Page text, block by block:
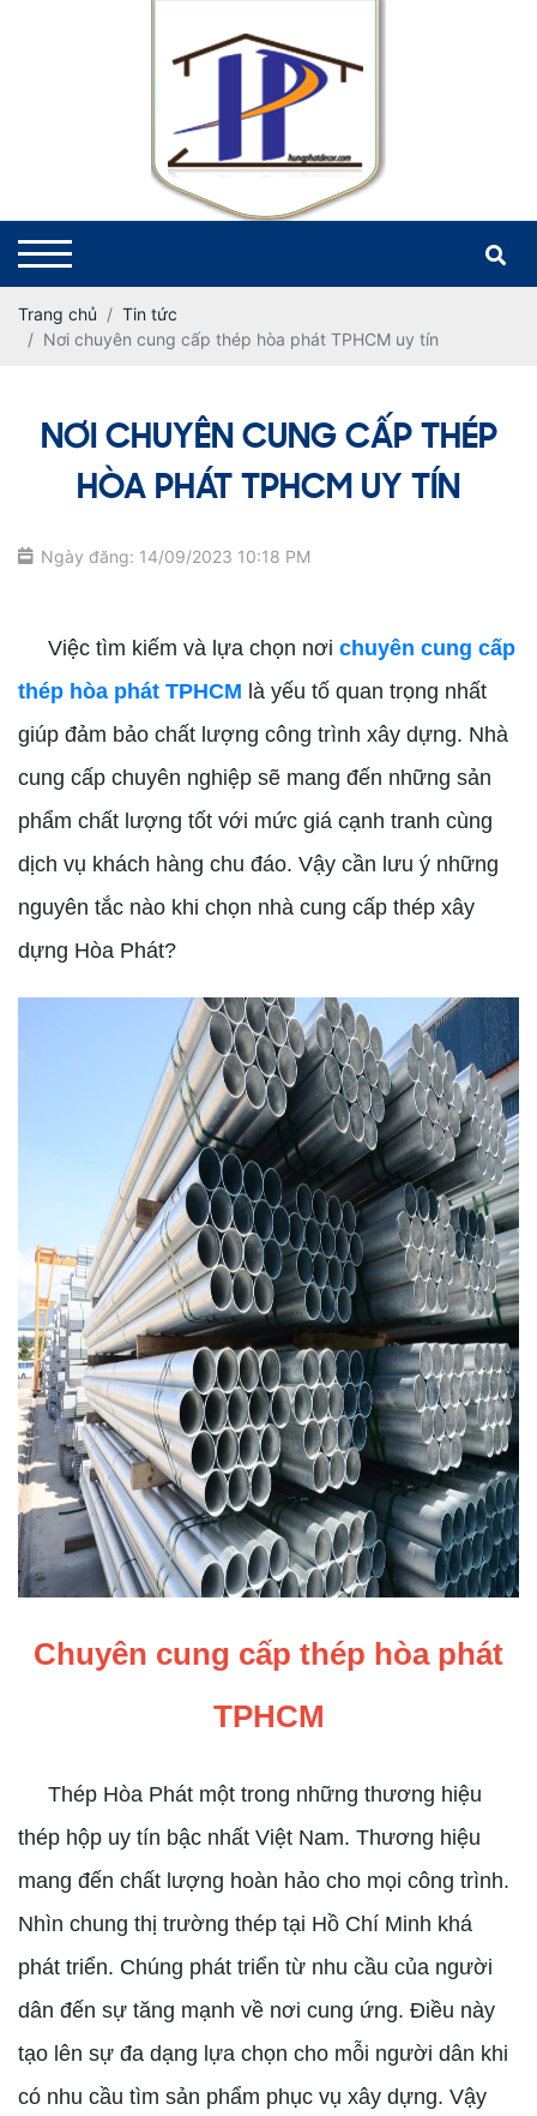
Trang chủ
Tin tức
Nơi chuyên cung cấp thép hòa phát TPHCM uy tín
NƠI CHUYÊN CUNG CẤP THÉP
HÒA PHÁT TPHCM UY TÍN
Ngày đăng: 14/09/2023 10:18 PM
Việc tìm kiếm và lựa chọn nơi chuyên cung cấp
thép hòa phát TPHCM là yếu tố quan trọng nhất
giúp đảm bảo chất lượng công trình xây dựng. Nhà
cung cấp chuyên nghiệp sẽ mang đến những sản
phẩm chất lượng tốt với mức giá cạnh tranh cùng
dịch vụ khách hàng chu đáo. Vậy cần lưu ý những
nguyên tắc nào khi chọn nhà cung cấp thép xây
dựng Hòa Phát?
Chuyên cung cấp thép hòa phát
TPHCM
Thép Hòa Phát một trong những thương hiệu
thép hộp uy tín bậc nhất Việt Nam. Thương hiệu
mang đến chất lượng hoàn hảo cho mọi công trình.
Nhìn chung thị trường thép tại Hồ Chí Minh khá
phát triển. Chúng phát triển từ nhu cầu của người
dân đến sự tăng mạnh về nơi cung ứng. Điều này
tạo lên sự đa dạng lựa chọn cho mỗi người dân khi
có nhu cầu tìm sản phẩm phục vụ xây dựng. Vậy